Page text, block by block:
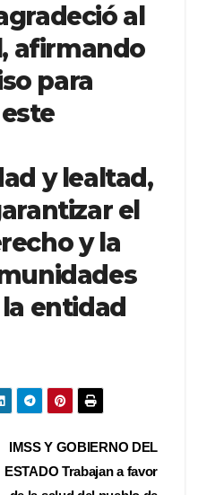
al
afirmando
para
y lealtad,
el
y la
entidad
IMSS Y GOBIERNO DEL
ESTADO Trabajan a favor